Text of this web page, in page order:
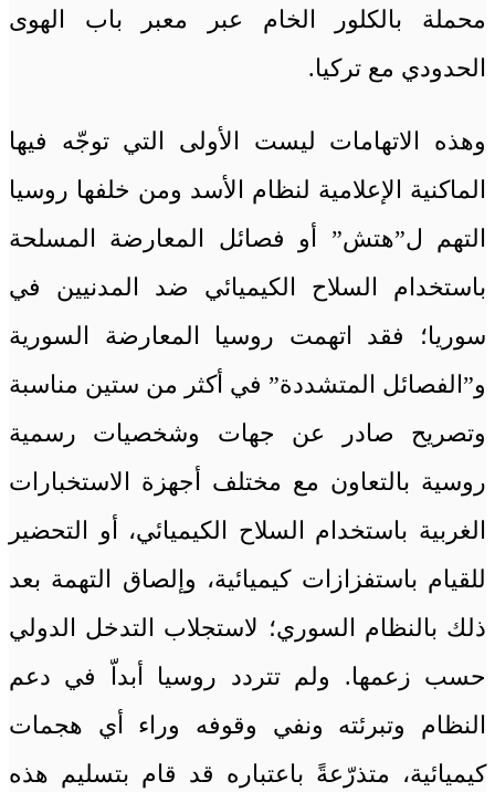
محملة بالكلور الخام عبر معبر باب الهوى
الحدودي مع تركيا.
وهذه الاتهامات ليست الأولى التي توجّه فيها
الماكنية الإعلامية لنظام الأسد ومن خلفها روسيا
التهم ل”هتش” أو فصائل المعارضة المسلحة
باستخدام السلاح الكيميائي ضد المدنيين في
سوريا؛ فقد اتهمت روسيا المعارضة السورية
و”الفصائل المتشددة” في أكثر من ستين مناسبة
وتصريح صادر عن جهات وشخصيات رسمية
روسية بالتعاون مع مختلف أجهزة الاستخبارات
الغربية باستخدام السلاح الكيميائي، أو التحضير
للقيام باستفزازات كيميائية، وإلصاق التهمة بعد
ذلك بالنظام السوري؛ لاستجلاب التدخل الدولي
حسب زعمها. ولم تتردد روسيا أبداّ في دعم
النظام وتبرئته ونفي وقوفه وراء أي هجمات
كيميائية، متذرّعةً باعتباره قد قام بتسليم هذه